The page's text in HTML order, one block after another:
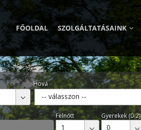
FŐOLDAL SZOLGÁLTATÁSAINK
Hová
-- válasszon --
Felnőtt
1
Gyerekek (0-2)
0